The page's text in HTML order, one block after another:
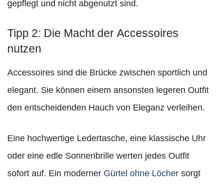
gepflegt und nicht abgenutzt sind.
Tipp 2: Die Macht der Accessoires
nutzen
Accessoires sind die Brücke zwischen sportlich und
elegant. Sie können einem ansonsten legeren Outfit
den entscheidenden Hauch von Eleganz verleihen.
Eine hochwertige Ledertasche, eine klassische Uhr
oder eine edle Sonnenbrille werten jedes Outfit
sofort auf. Ein moderner Gürtel ohne Löcher sorgt